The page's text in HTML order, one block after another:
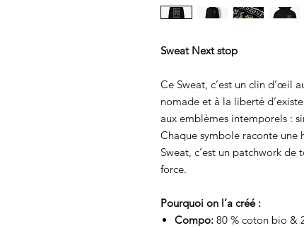
Sweat Next stop
Ce Sweat, c’est un clin d’œil
nomade et à la liberté
aux emblèmes intemporels :
Chaque symbole raconte une
Sweat, c’est un patchwork de
force.
Pourquoi on l’a créé :
Compo: 80 % coton bio &